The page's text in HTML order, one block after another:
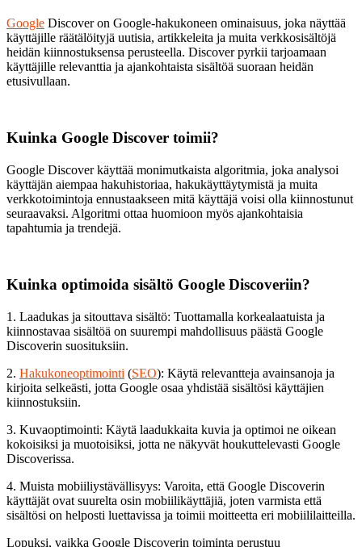
Google Discover on Google-hakukoneen ominaisuus, joka näyttää
käyttäjille räätälöityjä uutisia, artikkeleita ja muita verkkosisältöjä
heidän kiinnostuksensa perusteella. Discover pyrkii tarjoamaan
käyttäjille relevanttia ja ajankohtaista sisältöä suoraan heidän
etusivullaan.
Kuinka Google Discover toimii?
Google Discover käyttää monimutkaista algoritmia, joka analysoi
käyttäjän aiempaa hakuhistoriaa, hakukäyttäytymistä ja muita
verkkotoimintoja ennustaakseen mitä käyttäjä voisi olla kiinnostunut
seuraavaksi. Algoritmi ottaa huomioon myös ajankohtaisia
tapahtumia ja trendejä.
Kuinka optimoida sisältö Google Discoveriin?
1. Laadukas ja sitouttava sisältö: Tuottamalla korkealaatuista ja
kiinnostavaa sisältöä on suurempi mahdollisuus päästä Google
Discoverin suosituksiin.
2. Hakukoneoptimointi (SEO): Käytä relevantteja avainsanoja ja
kirjoita selkeästi, jotta Google osaa yhdistää sisältösi käyttäjien
kiinnostuksiin.
3. Kuvaoptimointi: Käytä laadukkaita kuvia ja optimoi ne oikean
kokoisiksi ja muotoisiksi, jotta ne näkyvät houkuttelevasti Google
Discoverissa.
4. Muista mobiiliystävällisyys: Varoita, että Google Discoverin
käyttäjät ovat suurelta osin mobiilikäyttäjiä, joten varmista että
sisältösi on helposti luettavissa ja toimii moitteetta eri mobiililaitteilla.
Lopuksi, vaikka Google Discoverin toiminta perustuu